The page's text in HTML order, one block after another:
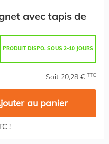
avec tapis de
PRODUIT DISPO. SOUS 2-10 JOURS
Soit 20,28 € TTC
au panier
!